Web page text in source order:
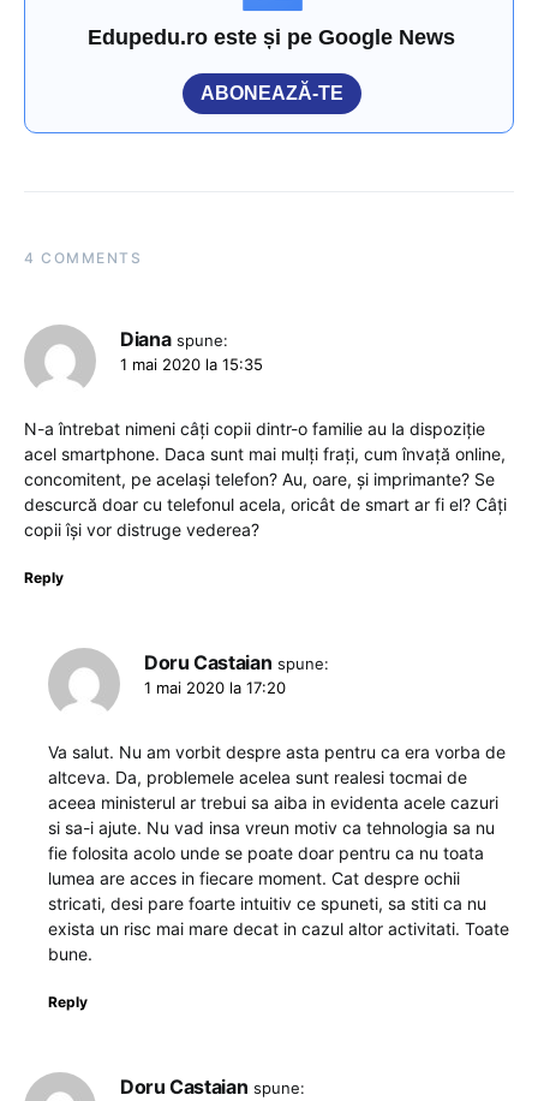
Edupedu.ro este și pe Google News
ABONEAZĂ-TE
4 COMMENTS
Diana spune:
1 mai 2020 la 15:35
N-a întrebat nimeni câți copii dintr-o familie au la dispoziție
acel smartphone. Daca sunt mai mulți frați, cum învață online,
concomitent, pe același telefon? Au, oare, și imprimante? Se
descurcă doar cu telefonul acela, oricât de smart ar fi el? Câți
copii își vor distruge vederea?
Reply
Doru Castaian spune:
1 mai 2020 la 17:20
Va salut. Nu am vorbit despre asta pentru ca era vorba de
altceva. Da, problemele acelea sunt realesi tocmai de
aceea ministerul ar trebui sa aiba in evidenta acele cazuri
si sa-i ajute. Nu vad insa vreun motiv ca tehnologia sa nu
fie folosita acolo unde se poate doar pentru ca nu toata
lumea are acces in fiecare moment. Cat despre ochii
stricati, desi pare foarte intuitiv ce spuneti, sa stiti ca nu
exista un risc mai mare decat in cazul altor activitati. Toate
bune.
Reply
Doru Castaian spune: